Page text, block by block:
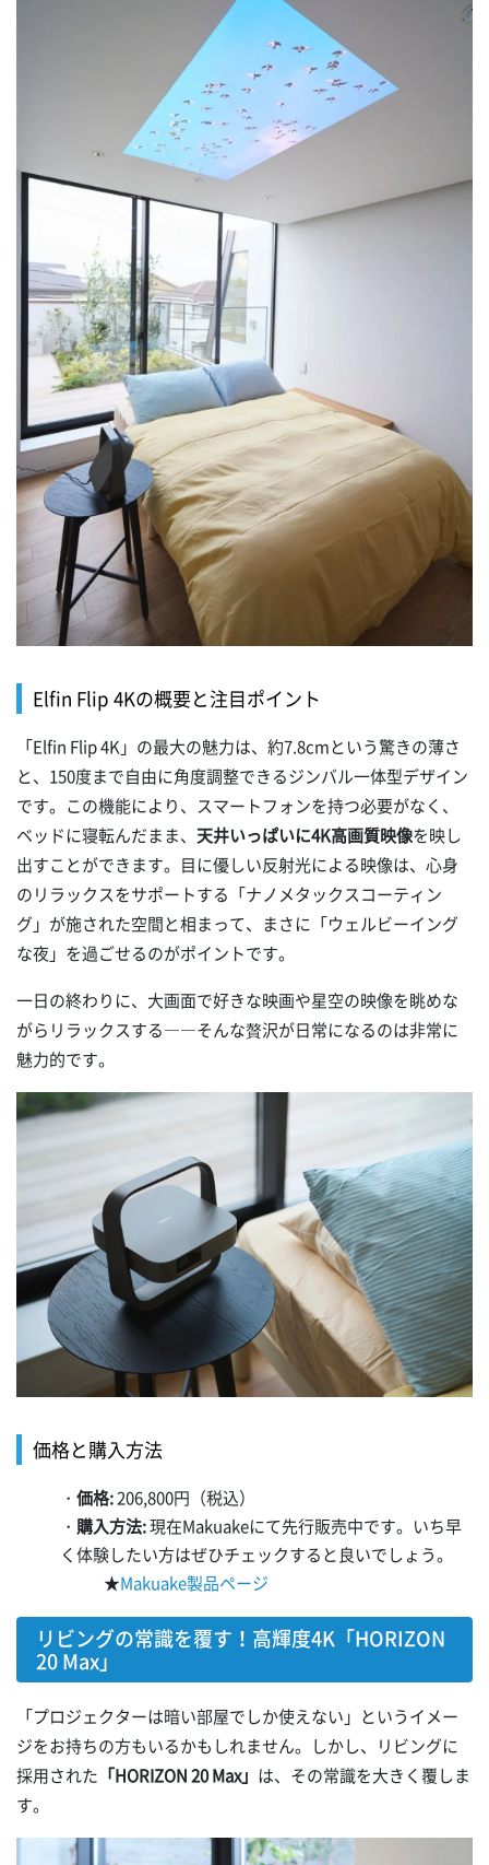
Elfin Flip 4Kの概要と注目ポイント
「Elfin Flip 4K」の最大の魅力は、約7.8cmという驚きの薄さ
と、150度まで自由に角度調整できるジンバル一体型デザイン
です。この機能により、スマートフォンを持つ必要がなく、
ベッドに寝転んだまま、 天井いっぱいに4K高画質映像を映し
出すことができます。目に優しい反射光による映像は、心身
のリラックスをサポートする「ナノメタックスコーティン
グ」が施された空間と相まって、まさに「ウェルビーイング
な夜」を過ごせるのがポイントです。
一日の終わりに、大画面で好きな映画や星空の映像を眺めな
がらリラックスする――そんな贅沢が日常になるのは非常に
魅力的です。
価格と購入方法
・ 価格:206,800円（税込）
・ 購入方法:現在Makuakeにて先行販売中です。いち早
く体験したい方はぜひチェックすると良いでしょう。
★Makuake製品ページ
リビングの常識を覆す！高輝度4K「HORIZON
20 Max」
「プロジェクターは暗い部屋でしか使えない」というイメー
ジをお持ちの方もいるかもしれません。しかし、リビングに
採用された 「HORIZON 20 Max」 は、その常識を大きく覆しま
す。